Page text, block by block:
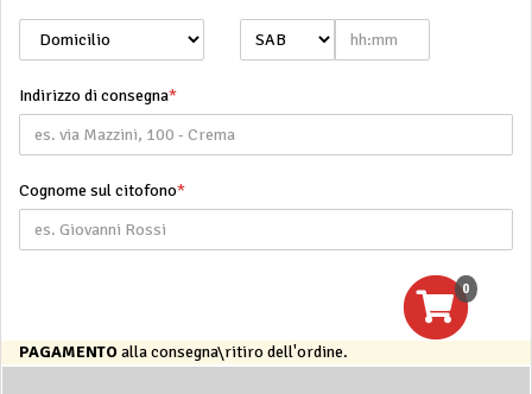
Indirizzo di consegna*
Cognome sul citofono*
PAGAMENTOalla consegna\ritiro dell'ordine.